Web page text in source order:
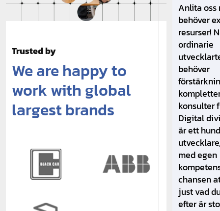
Trusted by
We are happy to
work with global
largest brands
Anlita oss
behöver
resurser!
ordinarie
behöver
konsulter
Digital
är ett
med egen
chansen
just vad
efter är